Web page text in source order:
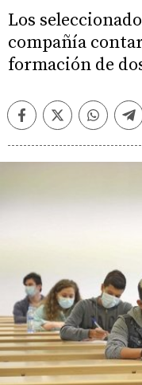
Los
compañía
formación de
FacebookTwitter